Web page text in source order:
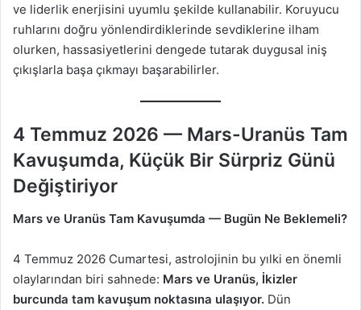
ve liderlik enerjisini uyumlu şekilde kullanabilir. Koruyucu
ruhlarını doğru yönlendirdiklerinde sevdiklerine ilham
olurken, hassasiyetlerini dengede tutarak duygusal iniş
çıkışlarla başa çıkmayı başarabilirler.
4 Temmuz 2026 — Mars-Uranüs Tam
Kavuşumda, Küçük Bir Sürpriz Günü
Değiştiriyor
Mars ve Uranüs Tam Kavuşumda — Bugün Ne Beklemeli?
4 Temmuz 2026 Cumartesi, astrolojinin bu yılki en önemli
olaylarından biri sahnede: Mars ve Uranüs, İkizler
burcunda tam kavuşum noktasına ulaşıyor. Dün